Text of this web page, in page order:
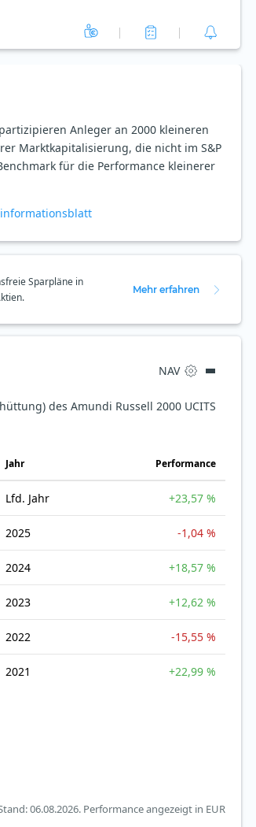
Anleger an 2000 kleineren
Marktkapitalisierung, die nicht im S&P
für die Performance kleinerer
Sparpläne in
Mehr erfahren
NAV
des Amundi Russell 2000 UCITS
Jahr Perfor­mance
Lfd. Jahr +23,57 %
2025 -1,04 %
2024 +18,57 %
2023 +12,62 %
2022 -15,55 %
2021 +22,99 %
06.08.2026. Performance angezeigt in EUR